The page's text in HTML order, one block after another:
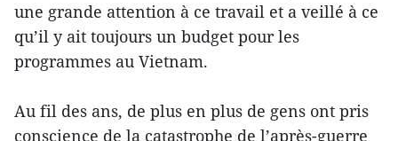
une grande attention à ce travail et a veillé à ce
qu’il y ait toujours un budget pour les
programmes au Vietnam.
Au fil des ans, de plus en plus de gens ont pris
conscience de la catastrophe de l’après-guerre